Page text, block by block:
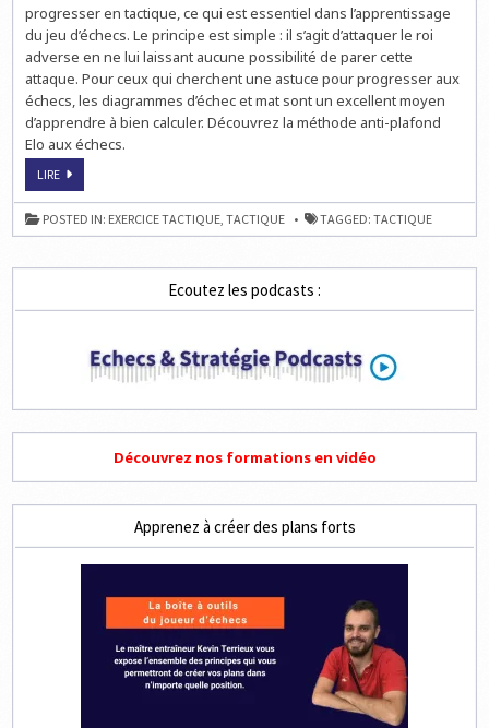
PLAFOND
ELO
progresser en tactique, ce qui est essentiel dans l’apprentissage
du jeu d’échecs. Le principe est simple : il s’agit d’attaquer le roi
adverse en ne lui laissant aucune possibilité de parer cette
attaque. Pour ceux qui cherchent une astuce pour progresser aux
échecs, les diagrammes d’échec et mat sont un excellent moyen
d’apprendre à bien calculer. Découvrez la méthode anti-plafond
Elo aux échecs.
LIRELA
ANTI-
PLAFOND
ELO
POSTED IN: EXERCICE TACTIQUE ,TACTIQUE TAGGED:TACTIQUE
Ecoutez les podcasts :
Découvrez nos formations en vidéo
Apprenez à créer des plans forts